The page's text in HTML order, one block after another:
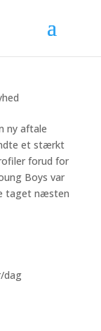
ny aftale
et stærkt
forud for
Boys var
taget næsten
dag